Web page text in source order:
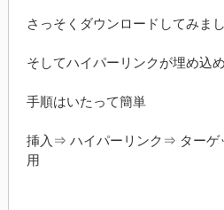
さっそくダウンロードしてみまし
そしてハイパーリンクが埋め込
手順はいたって簡単
挿入⇒ ハイパーリンク⇒ ターゲ
用